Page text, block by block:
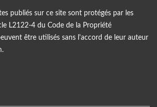
publiés sur ce site sont protégés par les
L2122-4 du Code de la Propriété
être utilisés sans l'accord de leur auteur